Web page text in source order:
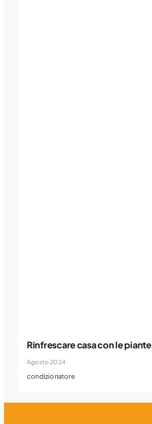
Rinfrescare casa con le piante
Agosto 2024
condizionatore